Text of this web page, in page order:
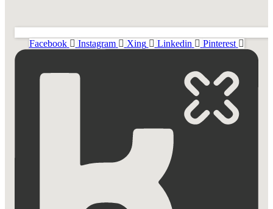
Facebook Instagram Xing Linkedin Pinterest